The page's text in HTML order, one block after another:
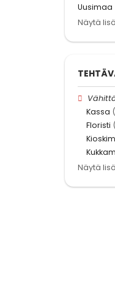
Uusimaa
Näytä
Kassa
Floristi
Näytä